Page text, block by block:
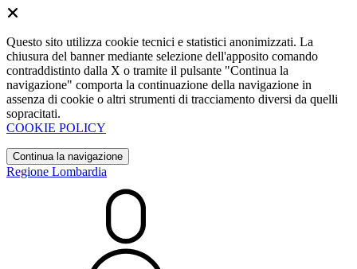
Questo sito utilizza cookie tecnici e statistici anonimizzati. La
chiusura del banner mediante selezione dell'apposito comando
contraddistinto dalla X o tramite il pulsante "Continua la
navigazione" comporta la continuazione della navigazione in
assenza di cookie o altri strumenti di tracciamento diversi da quelli
sopracitati.
COOKIE POLICY
Continua la navigazione
Regione Lombardia